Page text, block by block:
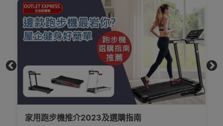
家用跑步機推介2023及選購指南